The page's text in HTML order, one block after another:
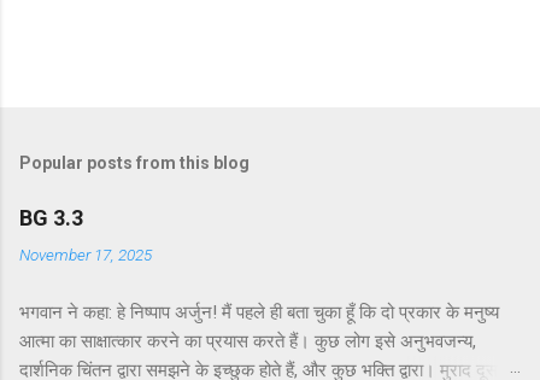
Popular posts from this blog
BG 3.3
November 17, 2025
भगवान ने कहा: हे निष्पाप अर्जुन! मैं पहले ही बता चुका हूँ कि दो प्रकार के मनुष्य
आत्मा का साक्षात्कार करने का प्रयास करते हैं। कुछ लोग इसे अनुभवजन्य,
दार्शनिक चिंतन द्वारा समझने के इच्छुक होते हैं, और कुछ भक्ति द्वारा। मुराद दूसरे